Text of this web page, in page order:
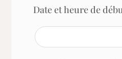
Date et heure de